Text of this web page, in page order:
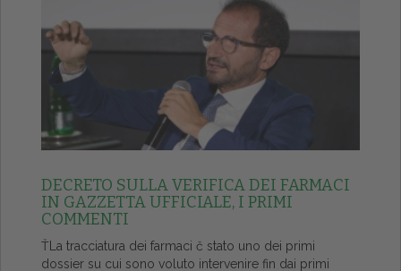
DECRETO SULLA VERIFICA DEI FARMACI
IN GAZZETTA UFFICIALE, I PRIMI
COMMENTI
ŤLa tracciatura dei farmaci č stato uno dei primi
dossier su cui sono voluto intervenire fin dai primi